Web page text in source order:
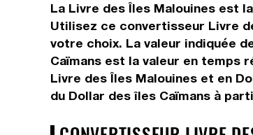
La Livre des Îles Malouines est
Utilisez ce convertisseur Livre
votre choix. La valeur indiquée
Caïmans est la valeur en temps
Livre des Îles Malouines et en
du Dollar des îles Caïmans à